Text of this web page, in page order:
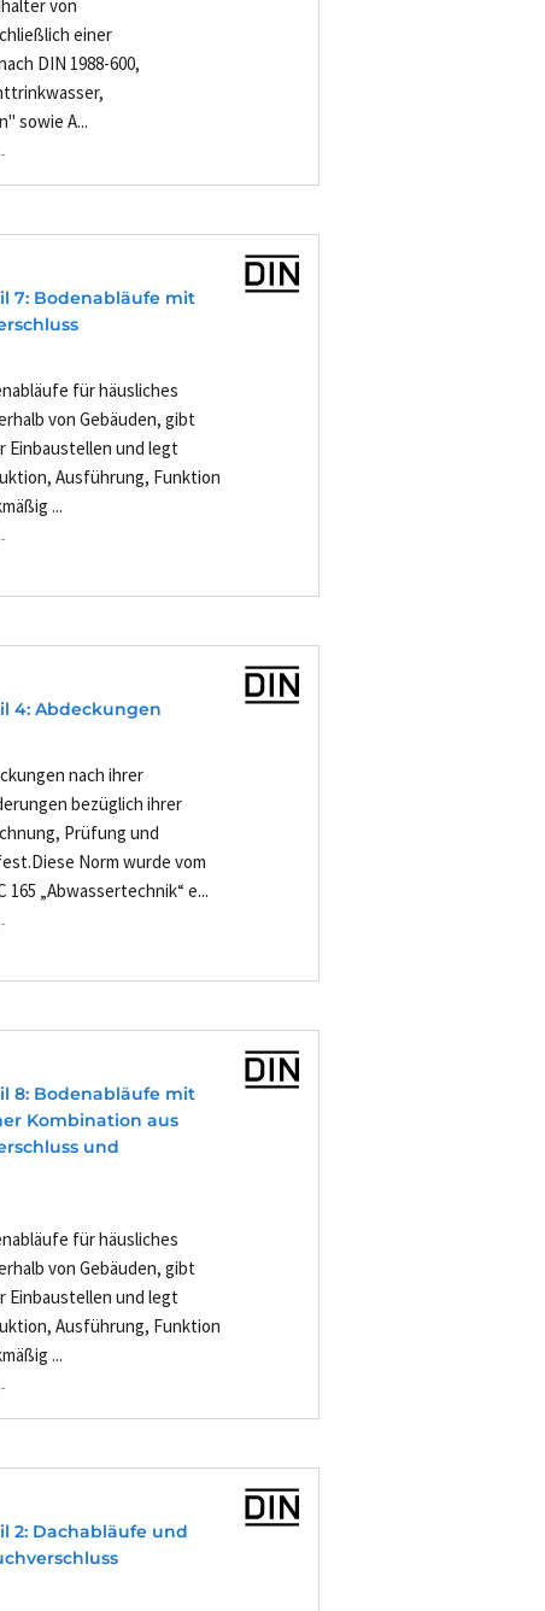
von
einer
DIN 1988-600,
sowie A...
7: Bodenabläufe mit
für häusliches
von Gebäuden, gibt
Einbaustellen und legt
Ausführung, Funktion
...
4: Abdeckungen
nach ihrer
bezüglich ihrer
Prüfung und
Norm wurde vom
„Abwassertechnik“ e...
8: Bodenabläufe mit
Kombination aus
und
für häusliches
von Gebäuden, gibt
Einbaustellen und legt
Ausführung, Funktion
...
2: Dachabläufe und